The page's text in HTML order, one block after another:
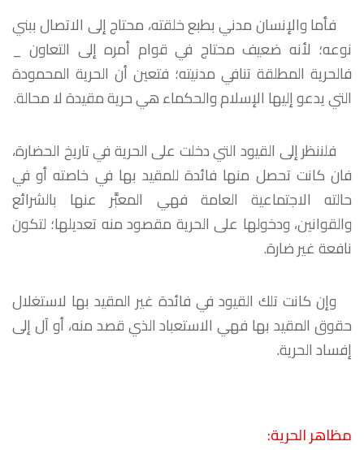
فأما والإنسان مدني بطبع خلقته، محتاج إلى الاتصال ببني
نوعه؛ لأنه ضعيف محتاج في قوام أمره إلى التعاون _
فالحرية المطلقة تنافي مدنيته؛ فتعين أن الحرية المحمودة
التي يدعو إليها الإسلام والحكماء هي حرية مقيدة لا محالة.
فلننظر إلى القيود التي دخلت على الحرية في تاريخ الحضارة،
فان كانت تحصل منها فائدة للمقيد بها في خاصته أو في
حالته الاجتماعية العامة فهي المعبَّر عنها بالشرائع
والقوانين، ودخولها على الحرية مقصود منه تعديلها؛ لتكون
نافعة غير ضارة.
وإن كانت تلك القيود في فائدة غير المقيد بها لاستغلال
حقوق المقيد بها فهي الاستعباد الذي قصد منه، أو آل إلى
إفساد الحرية.
مظاهر الحرية: